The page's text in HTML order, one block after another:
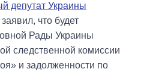
депутат Украины
заявил, что будет
Рады Украины
следственной комиссии
и задолженности по